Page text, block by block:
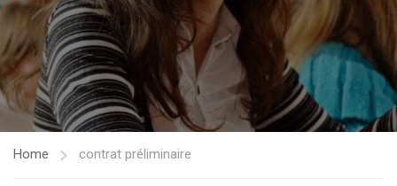
Home contrat préliminaire